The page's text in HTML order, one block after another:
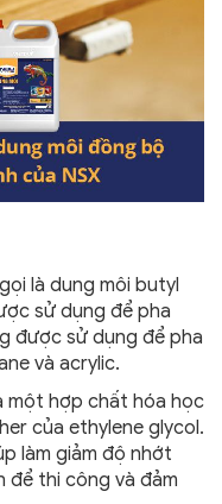
là dung môi butyl
sử dụng để pha
được sử dụng để pha
và acrylic.
một hợp chất hóa học
của ethylene glycol.
làm giảm độ nhớt
để thi công và đảm